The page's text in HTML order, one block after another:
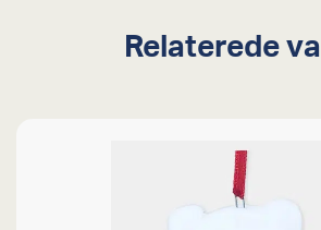
Relaterede